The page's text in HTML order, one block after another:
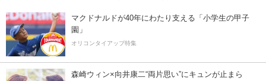
マクドナルドが40年にわたり支える「小学生の甲子
園」
オリコンタイアップ特集
森崎ウィン×向井康二“両片思い”にキュンが止まら